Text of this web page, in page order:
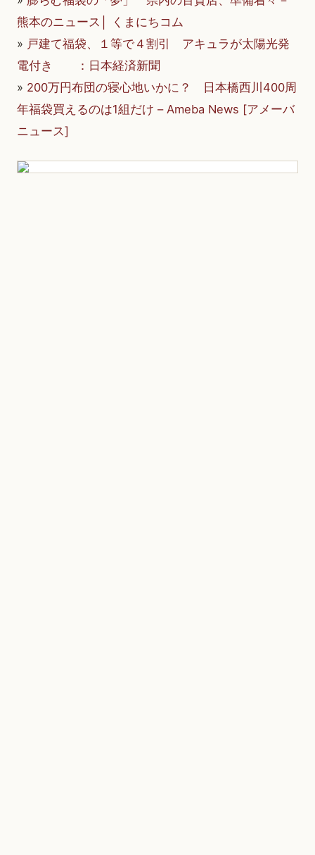
熊本のニュース│ くまにちコム
» 戸建て福袋、１等で４割引 アキュラが太陽光発
電付き ：日本経済新聞
» 200万円布団の寝心地いかに？ 日本橋西川400周
年福袋買えるのは1組だけ – Ameba News [アメーバ
ニュース]